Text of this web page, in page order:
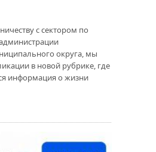
с сектором по
округа, мы
в новой рубрике, где
информация о жизни